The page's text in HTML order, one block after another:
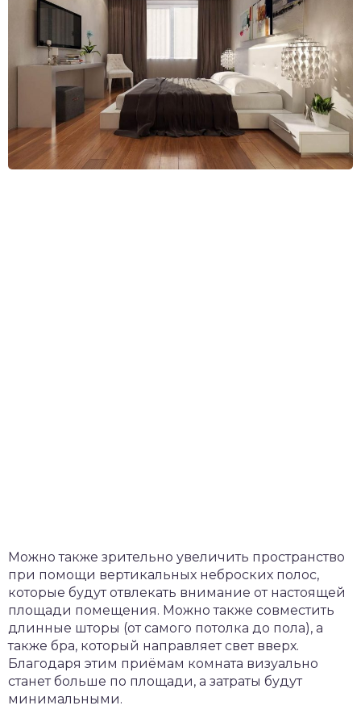
Можно также зрительно увеличить пространство
при помощи вертикальных неброских полос,
которые будут отвлекать внимание от настоящей
площади помещения. Можно также совместить
длинные шторы (от самого потолка до пола), а
также бра, который направляет свет вверх.
Благодаря этим приёмам комната визуально
станет больше по площади, а затраты будут
минимальными.